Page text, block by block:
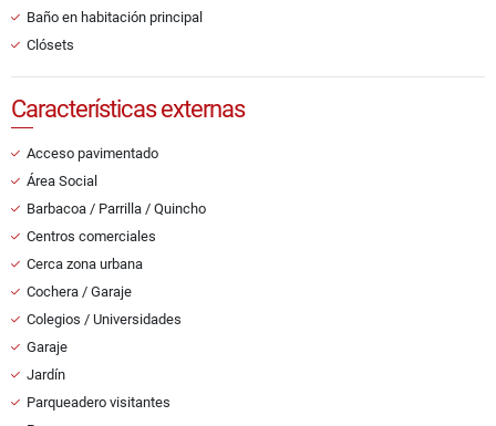
Baño en habitación principal
Clósets
Características externas
Acceso pavimentado
Área Social
Barbacoa / Parrilla / Quincho
Centros comerciales
Cerca zona urbana
Cochera / Garaje
Colegios / Universidades
Garaje
Jardín
Parqueadero visitantes